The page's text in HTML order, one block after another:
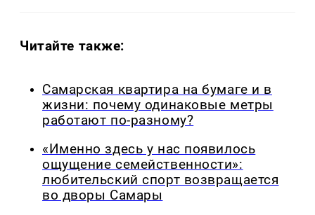
Читайте также:
Самарская квартира на бумаге и в
жизни: почему одинаковые метры
работают по-разному?
«Именно здесь у нас появилось
ощущение семейственности»:
любительский спорт возвращается
во дворы Самары